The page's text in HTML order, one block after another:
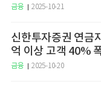
금융 2025-10-21
신한투자증권 연금
억 이상 고객 40%
금융 2025-10-20